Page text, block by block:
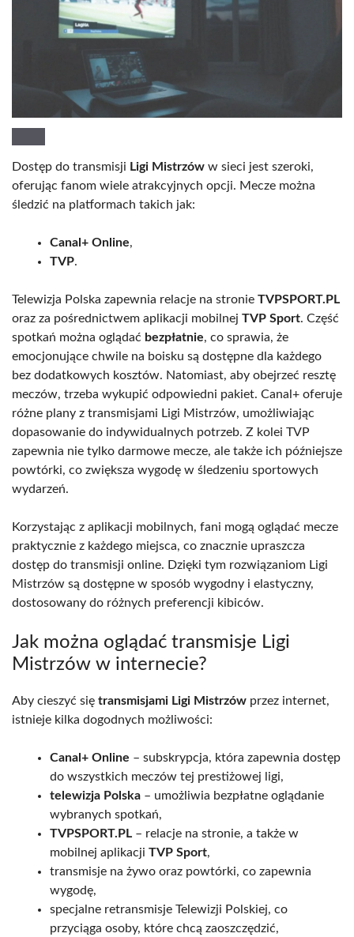
Dostęp do transmisji Ligi Mistrzów w sieci jest szeroki,
oferując fanom wiele atrakcyjnych opcji. Mecze można
śledzić na platformach takich jak:
Canal+ Online,
TVP.
Telewizja Polska zapewnia relacje na stronie TVPSPORT.PL
oraz za pośrednictwem aplikacji mobilnej TVP Sport. Część
spotkań można oglądać bezpłatnie, co sprawia, że
emocjonujące chwile na boisku są dostępne dla każdego
bez dodatkowych kosztów. Natomiast, aby obejrzeć resztę
meczów, trzeba wykupić odpowiedni pakiet. Canal+ oferuje
różne plany z transmisjami Ligi Mistrzów, umożliwiając
dopasowanie do indywidualnych potrzeb. Z kolei TVP
zapewnia nie tylko darmowe mecze, ale także ich późniejsze
powtórki, co zwiększa wygodę w śledzeniu sportowych
wydarzeń.
Korzystając z aplikacji mobilnych, fani mogą oglądać mecze
praktycznie z każdego miejsca, co znacznie upraszcza
dostęp do transmisji online. Dzięki tym rozwiązaniom Ligi
Mistrzów są dostępne w sposób wygodny i elastyczny,
dostosowany do różnych preferencji kibiców.
Jak można oglądać transmisje Ligi
Mistrzów w internecie?
Aby cieszyć się transmisjami Ligi Mistrzów przez internet,
istnieje kilka dogodnych możliwości:
Canal+ Online – subskrypcja, która zapewnia dostęp
do wszystkich meczów tej prestiżowej ligi,
telewizja Polska – umożliwia bezpłatne oglądanie
wybranych spotkań,
TVPSPORT.PL – relacje na stronie, a także w
mobilnej aplikacji TVP Sport,
transmisje na żywo oraz powtórki, co zapewnia
wygodę,
specjalne retransmisje Telewizji Polskiej, co
przyciąga osoby, które chcą zaoszczędzić,